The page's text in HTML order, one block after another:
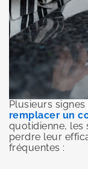
Plusieurs
remplacer un
quotidienne, les
perdre leur
fréquentes :